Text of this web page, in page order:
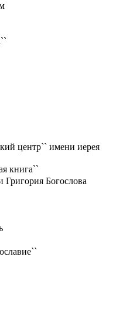
центр`` имени иерея
книга``
Богослова